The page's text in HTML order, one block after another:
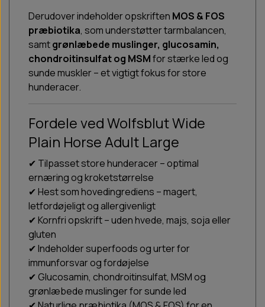
Derudover indeholder opskriften MOS & FOS
præbiotika, som understøtter tarmbalancen,
samtgrønlæbede muslinger, glucosamin,
chondroitinsulfat og MSMfor stærke led og
sunde muskler – et vigtigt fokus for store
hunderacer.
Fordele ved Wolfsblut Wide
Plain Horse Adult Large
✔ Tilpasset store hunderacer – optimal
ernæring og kroketstørrelse
✔ Hest som hovedingrediens – magert,
letfordøjeligt og allergivenligt
✔ Kornfri opskrift – uden hvede, majs, soja eller
gluten
✔ Indeholder superfoods og urter for
immunforsvar og fordøjelse
✔ Glucosamin, chondroitinsulfat, MSM og
grønlæbede muslinger for sunde led